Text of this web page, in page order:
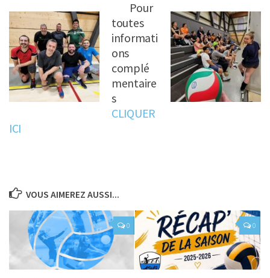
Pour
toutes
informati
ons
complé
mentaire
s
CLIQUER
ICI
VOUS AIMEREZ AUSSI...
0 0